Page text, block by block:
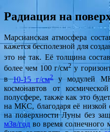
Радиация на
Марсианская атмосфера
кажется бесполезной для
это не так. Её толщина
более чем 100 г/см2 у
в10-15 г/см2у модулей
космонавтов от
полусфере, также как это
на МКС, благодаря её низкой
на поверхности Луны без
мЗв/год во время